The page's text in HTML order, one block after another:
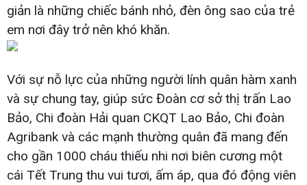
giản là những chiếc bánh nhỏ, đèn ông sao của trẻ
em nơi đây trở nên khó khăn.
Với sự nỗ lực của những người lính quân hàm xanh
và sự chung tay, giúp sức Đoàn cơ sở thị trấn Lao
Bảo, Chi đoàn Hải quan CKQT Lao Bảo, Chi đoàn
Agribank và các mạnh thường quân đã mang đến
cho gần 1000 cháu thiếu nhi nơi biên cương một
cái Tết Trung thu vui tươi, ấm áp, qua đó động viên